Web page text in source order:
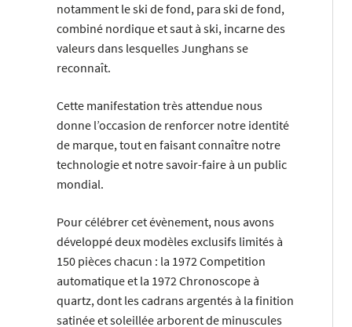
notamment le ski de fond, para ski de fond,
combiné nordique et saut à ski, incarne des
valeurs dans lesquelles Junghans se
reconnaît.
Cette manifestation très attendue nous
donne l’occasion de renforcer notre identité
de marque, tout en faisant connaître notre
technologie et notre savoir-faire à un public
mondial.
Pour célébrer cet évènement, nous avons
développé deux modèles exclusifs limités à
150 pièces chacun : la 1972 Competition
automatique et la 1972 Chronoscope à
quartz, dont les cadrans argentés à la finition
satinée et soleillée arborent de minuscules